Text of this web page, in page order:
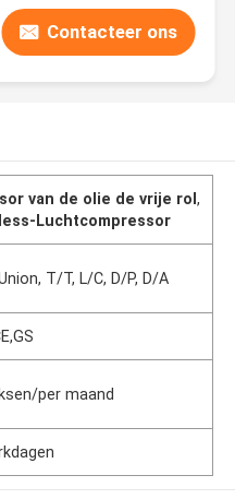
Contacteer ons
van de olie de vrije rol,
Luchtcompressor
T/T, L/C, D/P, D/A
per maand